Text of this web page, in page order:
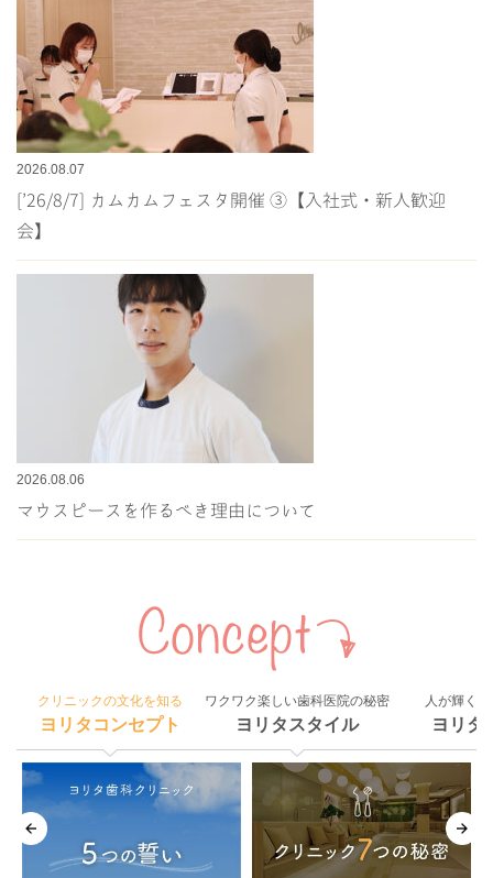
2026.08.07
[’26/8/7] カムカムフェスタ開催 ③【入社式・新人歓迎
会】
2026.08.06
マウスピースを作るべき理由について
クリニックの文化を知る
ヨリタコンセプト
ワクワク楽しい歯科医院の秘密
ヨリタスタイル
人が輝く
ヨリタ